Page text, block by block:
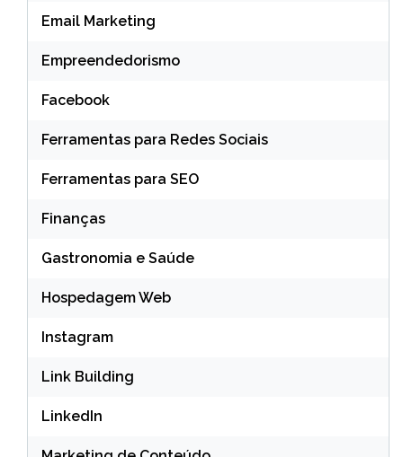
Email Marketing
Empreendedorismo
Facebook
Ferramentas para Redes Sociais
Ferramentas para SEO
Finanças
Gastronomia e Saúde
Hospedagem Web
Instagram
Link Building
LinkedIn